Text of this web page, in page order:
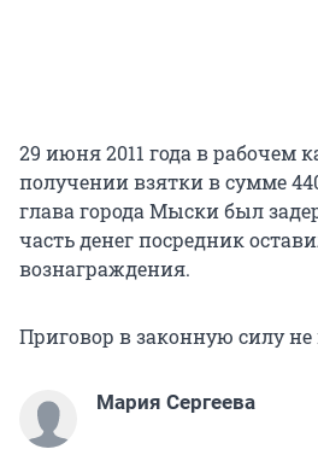
29 июня 2011 года в рабочем
получении взятки в сумме
глава города Мыски был
часть денег посредник
вознаграждения.
Приговор в законную силу не
Мария Сергеева